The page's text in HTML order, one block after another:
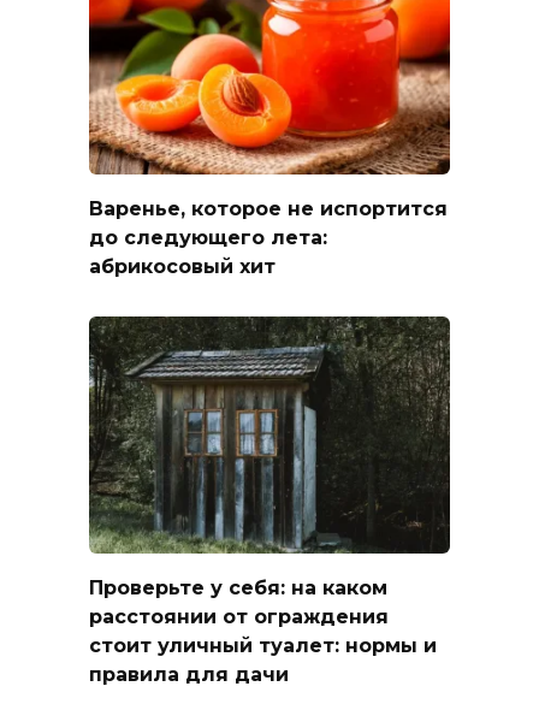
Варенье, которое не испортится
до следующего лета:
абрикосовый хит
Проверьте у себя: на каком
расстоянии от ограждения
стоит уличный туалет: нормы и
правила для дачи